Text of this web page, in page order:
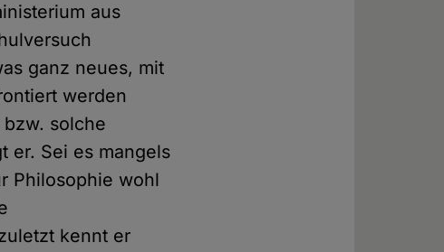
aus
ganz neues, mit
werden
solche
er. Sei es mangels
Philosophie wohl
kennt er